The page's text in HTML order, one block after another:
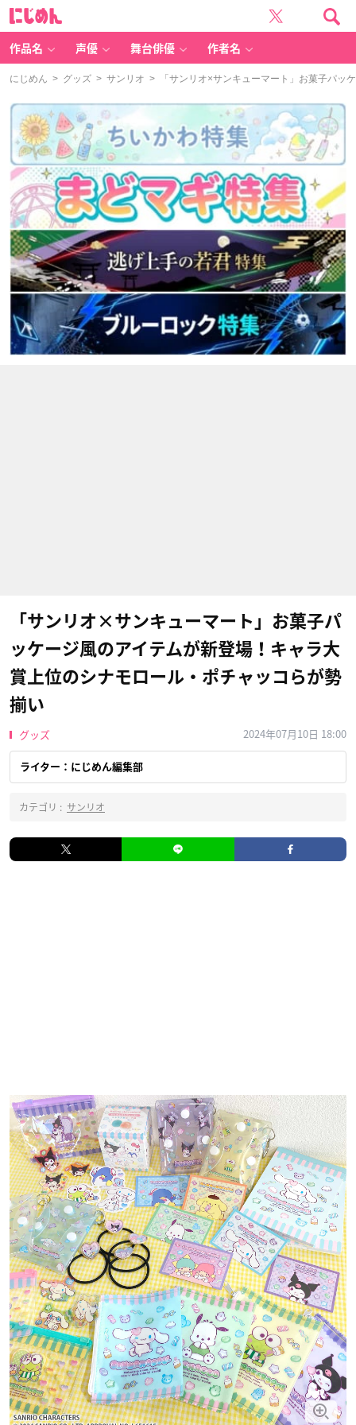
作品名 声優 舞台俳優 作者名
にじめん > グッズ > サンリオ > 「サンリオ×サンキューマート」お菓子パッ
「サンリオ×サンキューマート」お菓子パ
ッケージ風のアイテムが新登場！キャラ大
賞上位のシナモロール・ポチャッコらが勢
揃い
グッズ 2024年07月10日 18:00
ライター：にじめん編集部
カテゴリ : サンリオ